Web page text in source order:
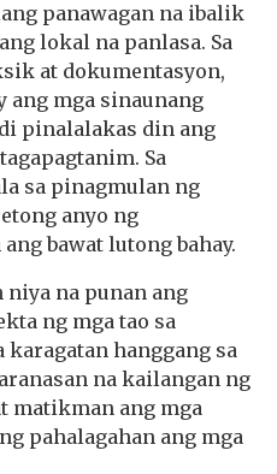
panawagan na ibalik
lokal na panlasa. Sa
at dokumentasyon,
mga sinaunang
pinalalakas din ang
Sa
sa pinagmulan ng
anyo ng
bawat lutong bahay.
niya na punan ang
ng mga tao sa
hanggang sa
na kailangan ng
matikman ang mga
pahalagahan ang mga